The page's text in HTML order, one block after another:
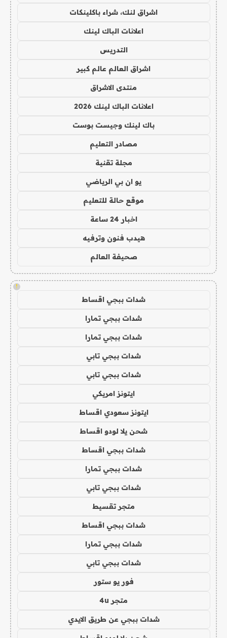
اشراق لنك، شراء باكلينكات
اعلانات الباك لينك
التدريس
اشراق العالم عالم كبير
منتدى الاشراق
اعلانات الباك لينك 2026
باك لينك وجيست بوست
مصادر التعليم
مجلة تقنية
يو ان بي الرياضي
موقع حالة للتعليم
اخبار 24 ساعة
هيدب فنون وترفيه
صحيفة العالم
!
شدات ببجي اقساط
شدات ببجي تمارا
شدات ببجي تمارا
شدات ببجي تابي
شدات ببجي تابي
ايتونز امريكي
ايتونز سعودي اقساط
شحن يلا لودو اقساط
شدات ببجي اقساط
شدات ببجي تمارا
شدات ببجي تابي
متجر تقسيط
شدات ببجي اقساط
شدات ببجي تمارا
شدات ببجي تابي
فور يو ستور
متجر 4u
شدات ببجي عن طريق الايدي